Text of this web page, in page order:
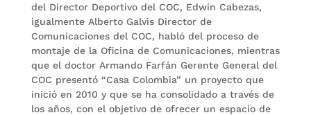
del Director Deportivo del COC, Edwin Cabezas,
igualmente Alberto Galvis Director de
Comunicaciones del COC, habló del proceso de
montaje de la Oficina de Comunicaciones, mientras
que el doctor Armando Farfán Gerente General del
COC presentó “Casa Colombia” un proyecto que
inició en 2010 y que se ha consolidado a través de
los años, con el objetivo de ofrecer un espacio de